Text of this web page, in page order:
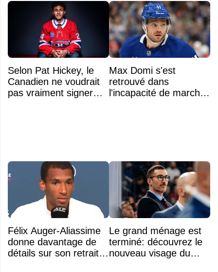
Selon Pat Hickey, le
Canadien ne voudrait
pas vraiment signer
Max Domi s'est
retrouvé dans
l'incapacité de marcher
Félix Auger-Aliassime
donne davantage de
détails sur son retrait
Le grand ménage est
terminé: découvrez le
nouveau visage du